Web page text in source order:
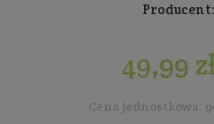
Producent:
49,99
Cena jednostkowa: